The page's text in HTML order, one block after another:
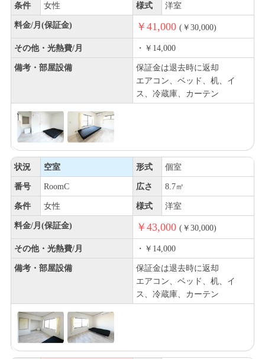
条件 女性 様式 洋室
料金/月(保証金) ￥41,000 (￥30,000)
その他・光熱費/月 ・￥14,000
備考・部屋設備
保証金は退去時に返却
エアコン、ベッド、机、イ
ス、冷蔵庫、カーテン
状況 空室 形式 個室
番号 RoomC 広さ 8.7㎡
条件 女性 様式 洋室
料金/月(保証金) ￥43,000 (￥30,000)
その他・光熱費/月 ・￥14,000
備考・部屋設備
保証金は退去時に返却
エアコン、ベッド、机、イ
ス、冷蔵庫、カーテン